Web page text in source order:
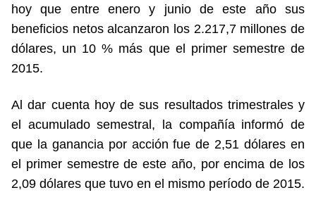
hoy que entre enero y junio de este año sus
beneficios netos alcanzaron los 2.217,7 millones de
dólares, un 10 % más que el primer semestre de
2015.
Al dar cuenta hoy de sus resultados trimestrales y
el acumulado semestral, la compañía informó de
que la ganancia por acción fue de 2,51 dólares en
el primer semestre de este año, por encima de los
2,09 dólares que tuvo en el mismo período de 2015.